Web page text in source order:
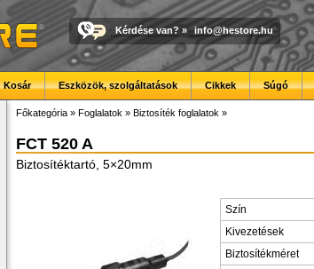
Kérdése van? » info@hestore.hu
Kosár Eszközök, szolgáltatások Cikkek Súgó
Főkategória » Foglalatok » Biztosíték foglalatok »
FCT 520 A
Biztosítéktartó, 5×20mm
Szín
Kivezetések
Biztosítékméret